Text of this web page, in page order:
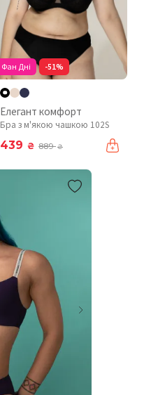
Фан Дні -51%
Елегант комфорт
Бра з м'якою чашкою 102S
439 ₴ 889₴